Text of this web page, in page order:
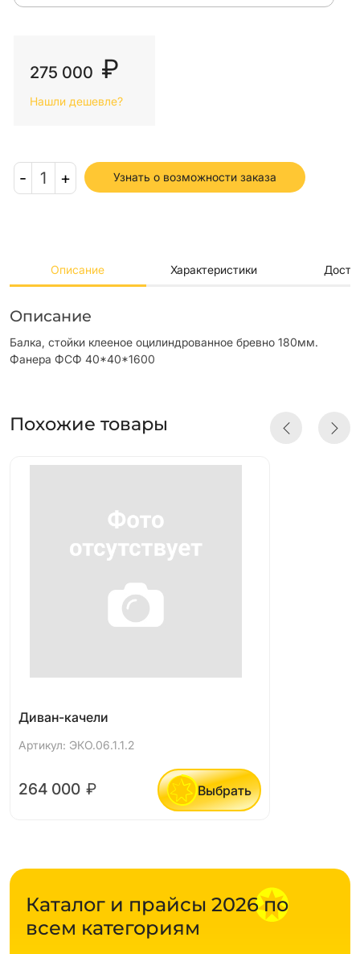
275 000 ₽
Нашли дешевле?
- 1 + Узнать о возможности заказа
Описание Характеристики
Описание
Балка, стойки клееное оцилиндрованное бревно 180мм.
Фанера ФСФ 40*40*1600
Похожие товары
Диван-качели
Артикул: ЭКО.06.1.1.2
264 000 ₽ Выбрать
Каталог и прайсы 2026 по
всем категориям